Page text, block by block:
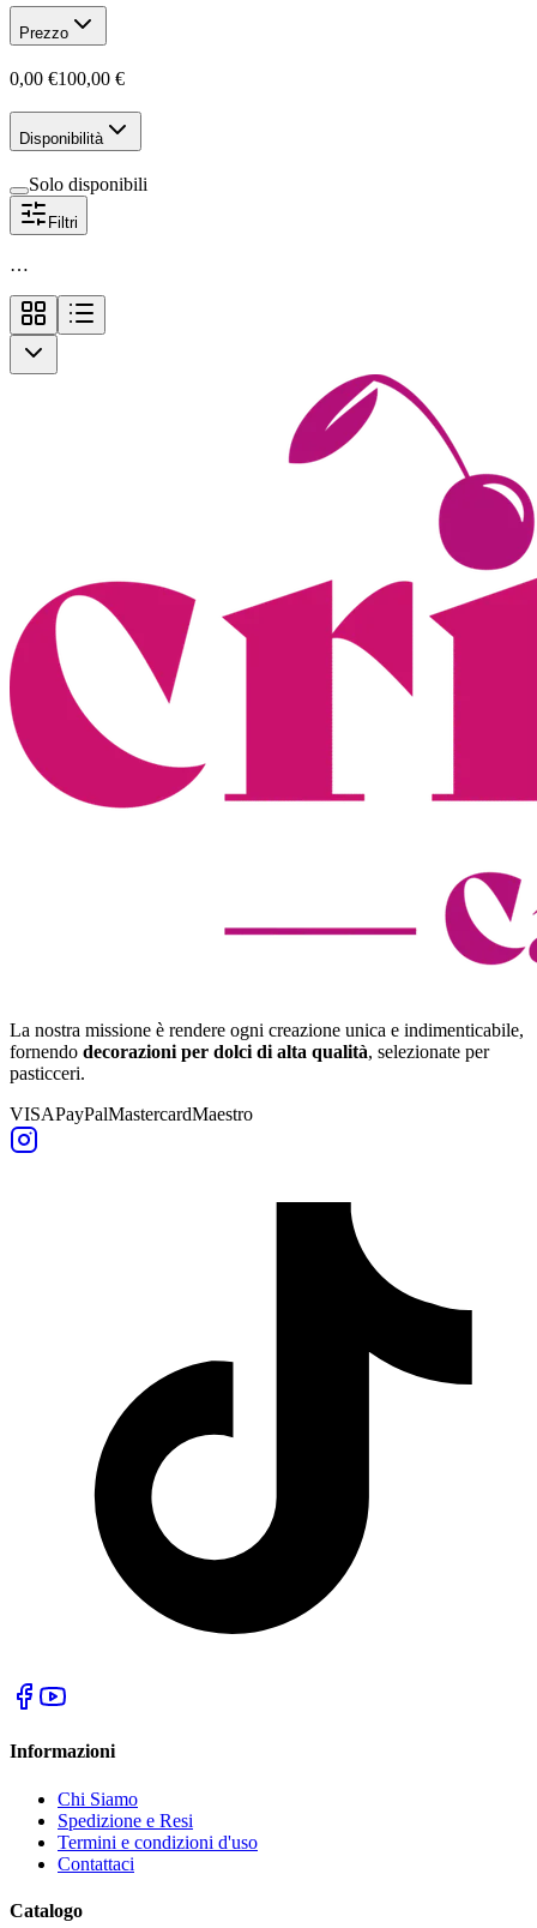
Prezzo
0,00 €100,00 €
Disponibilità
Solo disponibili
Filtri
…
La nostra missione è rendere ogni creazione unica e indimenticabile,
fornendo decorazioni per dolci di alta qualità, selezionate per
pasticceri.
VISAPayPalMastercardMaestro
Informazioni
Chi Siamo
Spedizione e Resi
Termini e condizioni d'uso
Contattaci
Catalogo